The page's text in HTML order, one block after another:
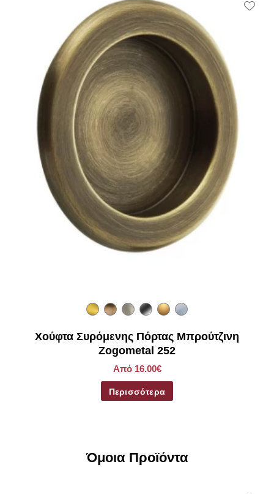
Χούφτα Συρόμενης Πόρτας Μπρούτζινη
Zogometal 252
Από 16.00€
Περισσότερα
Όμοια Προϊόντα